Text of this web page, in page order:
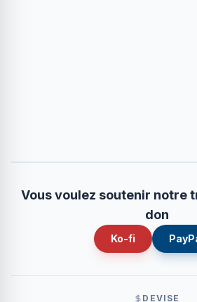
Vous voulez soutenir notre
don
Ko-fi
DEVISE